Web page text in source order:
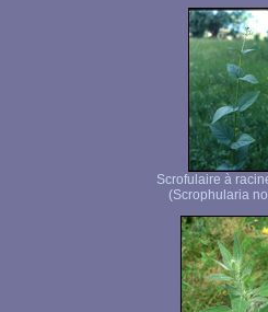
Scrofulaire à
(Scrophularia